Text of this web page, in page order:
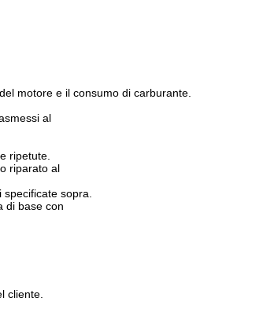
motore e il consumo di carburante.
al
ripetute.
riparato al
sopra.
di base con
cliente.